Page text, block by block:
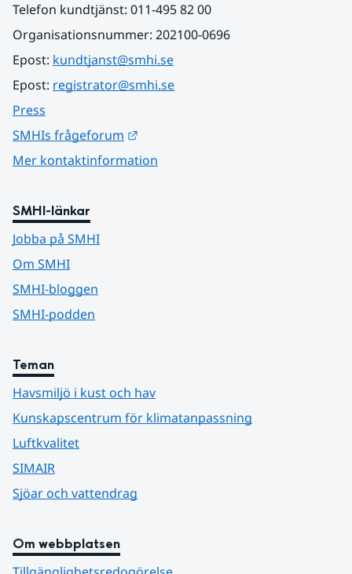
Telefon kundtjänst: 011-495 82 00
Organisationsnummer: 202100-0696
Epost: kundtjanst@smhi.se
Epost: registrator@smhi.se
Press
SMHIs frågeforum
Mer kontaktinformation
SMHI-länkar
Jobba på SMHI
Om SMHI
SMHI-bloggen
SMHI-podden
Teman
Havsmiljö i kust och hav
Kunskapscentrum för klimatanpassning
Luftkvalitet
SIMAIR
Sjöar och vattendrag
Om webbplatsen